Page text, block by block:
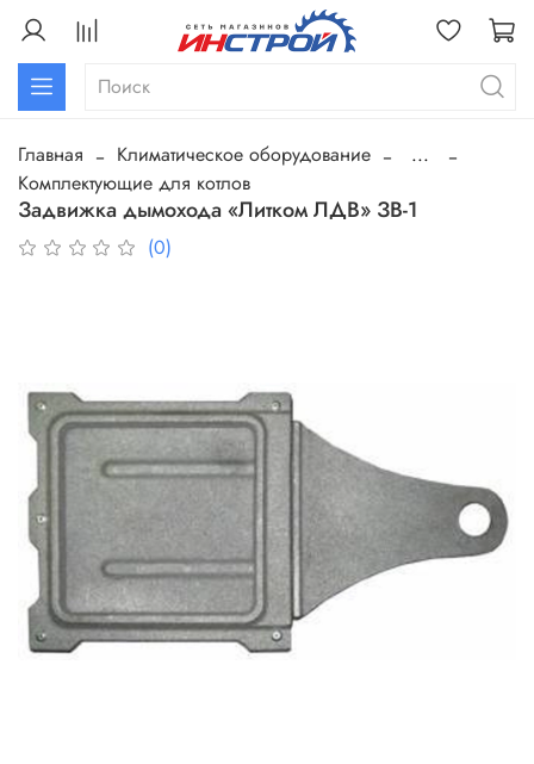
Главная Климатическое оборудование
...
Комплектующие для котлов
Задвижка дымохода «Литком ЛДВ» ЗВ-1
(0)